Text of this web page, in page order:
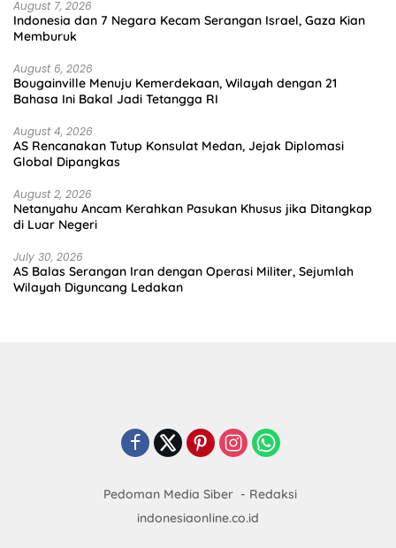
August 7, 2026
Indonesia dan 7 Negara Kecam Serangan Israel, Gaza Kian
Memburuk
August 6, 2026
Bougainville Menuju Kemerdekaan, Wilayah dengan 21
Bahasa Ini Bakal Jadi Tetangga RI
August 4, 2026
AS Rencanakan Tutup Konsulat Medan, Jejak Diplomasi
Global Dipangkas
August 2, 2026
Netanyahu Ancam Kerahkan Pasukan Khusus jika Ditangkap
di Luar Negeri
July 30, 2026
AS Balas Serangan Iran dengan Operasi Militer, Sejumlah
Wilayah Diguncang Ledakan
Pedoman Media Siber
Redaksi
indonesiaonline.co.id